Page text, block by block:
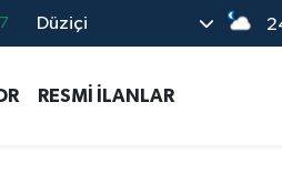
Düziçi
RESMİ İLANLAR